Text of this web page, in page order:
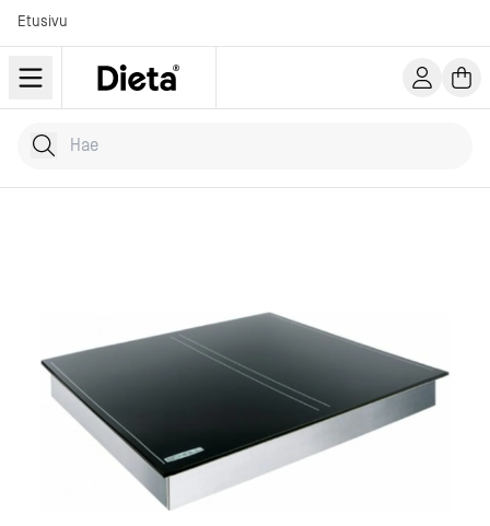
Etusivu
Hae tuotteita
Kirjoita hakusana...